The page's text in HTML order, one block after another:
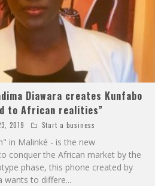
Diawara creates Kunfabo
to African realities”
2019 Start a business
in Malinké - is the new
conquer the African market by the
phase, this phone created by
wants to differe...